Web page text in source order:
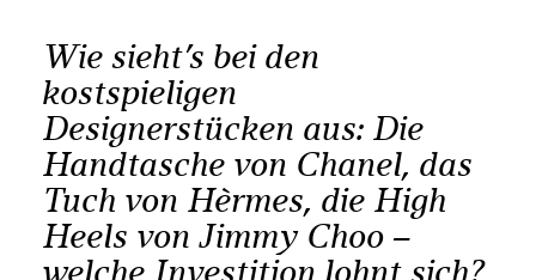
Wie sieht’s bei den
kostspieligen
Designerstücken aus: Die
Handtasche von Chanel, das
Tuch von Hèrmes, die High
Heels von Jimmy Choo –